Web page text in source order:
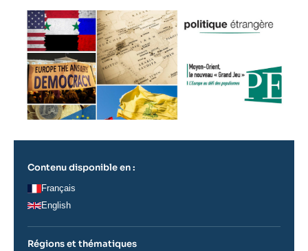
Image
principale
Contenu disponible en :
Français
English
Régions et thématiques